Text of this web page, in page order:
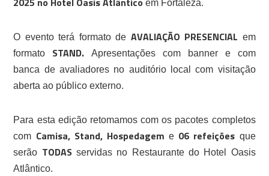
em Fortaleza.
O evento terá formato de AVALIAÇÃO PRESENCIAL em
formato STAND. Apresentações com banner e com
banca de avaliadores no auditório local com visitação
aberta ao público externo.
Para esta edição retomamos com os pacotes completos
com Camisa, Stand, Hospedagem e 06 refeições que
serão TODASservidas no Restaurante do Hotel Oasis
Atlântico.